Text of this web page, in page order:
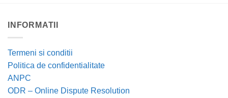
INFORMATII
Termeni si conditii
Politica de confidentialitate
ANPC
ODR – Online Dispute Resolution